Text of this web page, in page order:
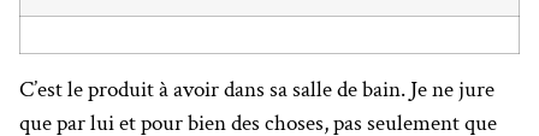
C’est le produit à avoir dans sa salle de bain. Je ne jure
que par lui et pour bien des choses, pas seulement que